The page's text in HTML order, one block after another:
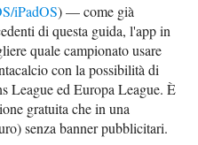
iPadOS) — come già
di questa guida, l'app in
quale campionato usare
con la possibilità di
League ed Europa League. È
gratuita che in una
senza banner pubblicitari.